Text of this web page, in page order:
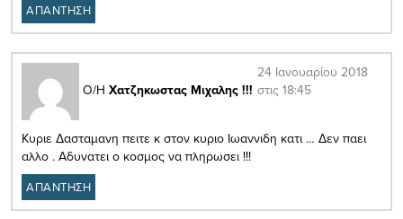
ΑΠΑΝΤΗΣΗ
Ο/Η Χατζηκωστας Μιχαλης !!!
24 Ιανουαρίου 2018
στις 18:45
Κυριε Δασταμανη πειτε κ στον κυριο Ιωαννιδη κατι … Δεν παει
αλλο . Αδυνατει ο κοσμος να πληρωσει !!!
ΑΠΑΝΤΗΣΗ